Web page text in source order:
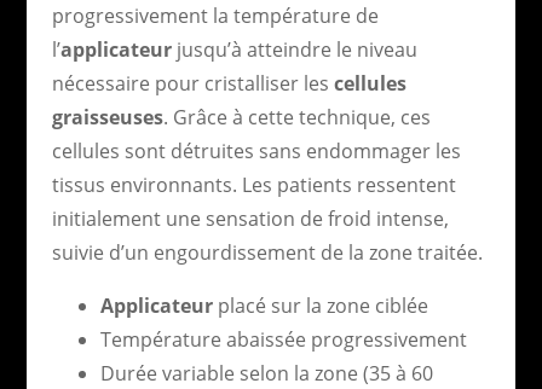
progressivement la température de
l’applicateurjusqu’à atteindre le niveau
nécessaire pour cristalliser les cellules
graisseuses. Grâce à cette technique, ces
cellules sont détruites sans endommager les
tissus environnants. Les patients ressentent
initialement une sensation de froid intense,
suivie d’un engourdissement de la zone traitée.
Applicateurplacé sur la zone ciblée
Température abaissée progressivement
Durée variable selon la zone (35 à 60